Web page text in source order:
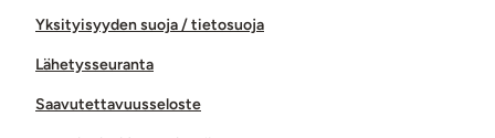
Yksityisyyden suoja / tietosuoja
Lähetysseuranta
Saavutettavuusseloste